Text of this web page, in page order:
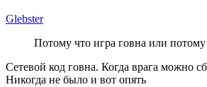
Glebster
Потому что игра говна или
Сетевой код говна. Когда врага можно
Никогда не было и вот опять